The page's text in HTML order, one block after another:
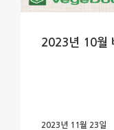
2023년 10월
2023년 11월 23일